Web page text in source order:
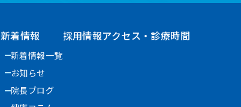
新着情報
新着情報一覧
お知らせ
院長ブログ
採用情報アクセス・診療時間